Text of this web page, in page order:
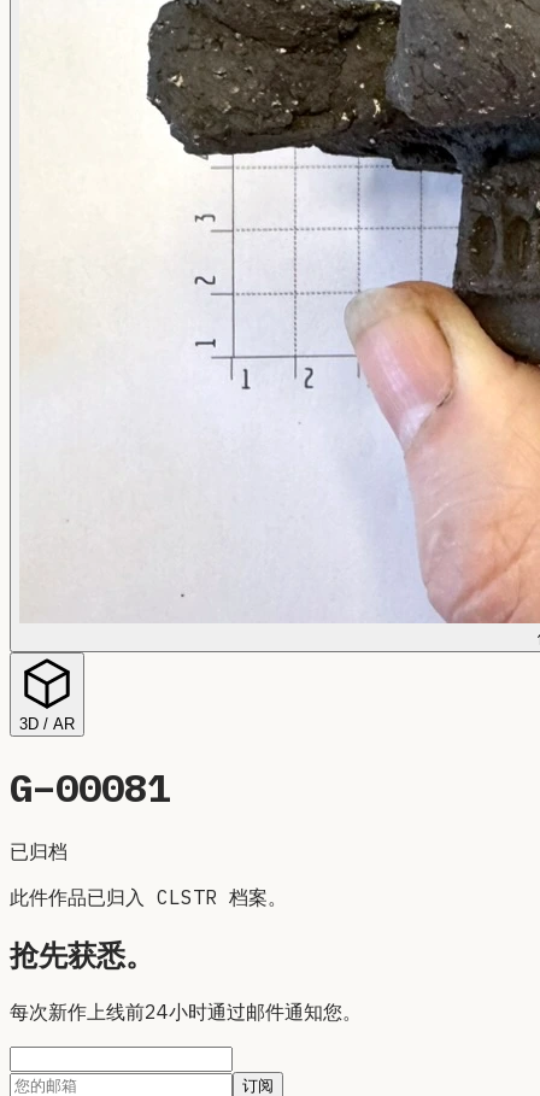
3D / AR
G–00081
已归档
此件作品已归入 CLSTR 档案。
抢先获悉。
每次新作上线前24小时通过邮件通知您。
订阅